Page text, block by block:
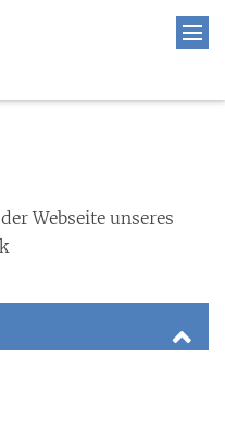
Webseite unseres